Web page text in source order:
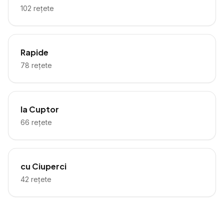
102 rețete
Rapide
78 rețete
la Cuptor
66 rețete
cu Ciuperci
42 rețete